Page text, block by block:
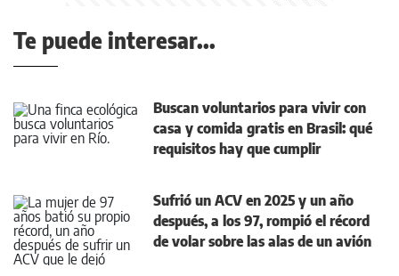
Te puede interesar...
Buscan voluntarios para vivir con
casa y comida gratis en Brasil: qué
requisitos hay que cumplir
Sufrió un ACV en 2025 y un año
después, a los 97, rompió el récord
de volar sobre las alas de un avión